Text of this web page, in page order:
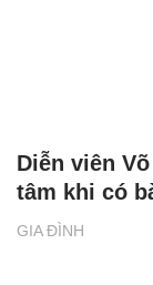
GIA ĐÌNH
Diễn viên
tâm khi có